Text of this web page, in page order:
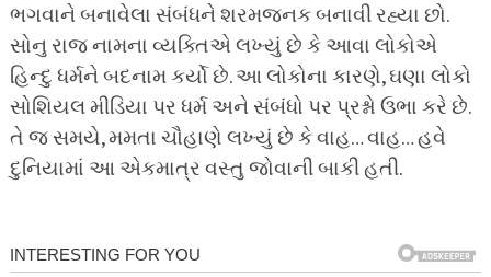
ભગવાને બનાવેલા સંબંધને શરમજનક બનાવી રહ્યા છો.
સોનુ રાજ નામના વ્યક્તિએ લખ્યું છે કે આવા લોકોએ
હિન્દુ ધર્મને બદનામ કર્યો છે. આ લોકોના કારણે, ઘણા લોકો
સોશિયલ મીડિયા પર ધર્મ અને સંબંધો પર પ્રશ્નો ઉભા કરે છે.
તે જ સમયે, મમતા ચૌહાણે લખ્યું છે કે વાહ… વાહ… હવે
દુનિયામાં આ એકમાત્ર વસ્તુ જોવાની બાકી હતી.